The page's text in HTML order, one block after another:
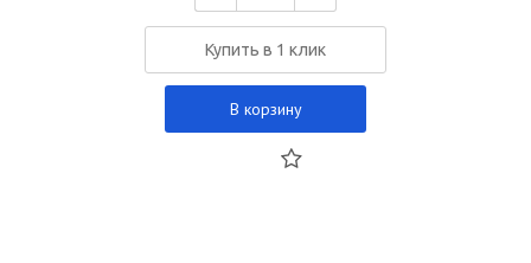
Купить в 1 клик
В корзину